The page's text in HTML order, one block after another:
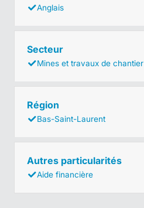
Anglais
Secteur
Mines et travaux de chantier
Région
Bas-Saint-Laurent
Autres particularités
Aide financière